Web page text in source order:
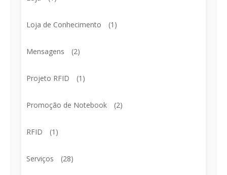
Loja de Conhecimento (1)
Mensagens (2)
Projeto RFID (1)
Promoção de Notebook (2)
RFID (1)
Serviços (28)